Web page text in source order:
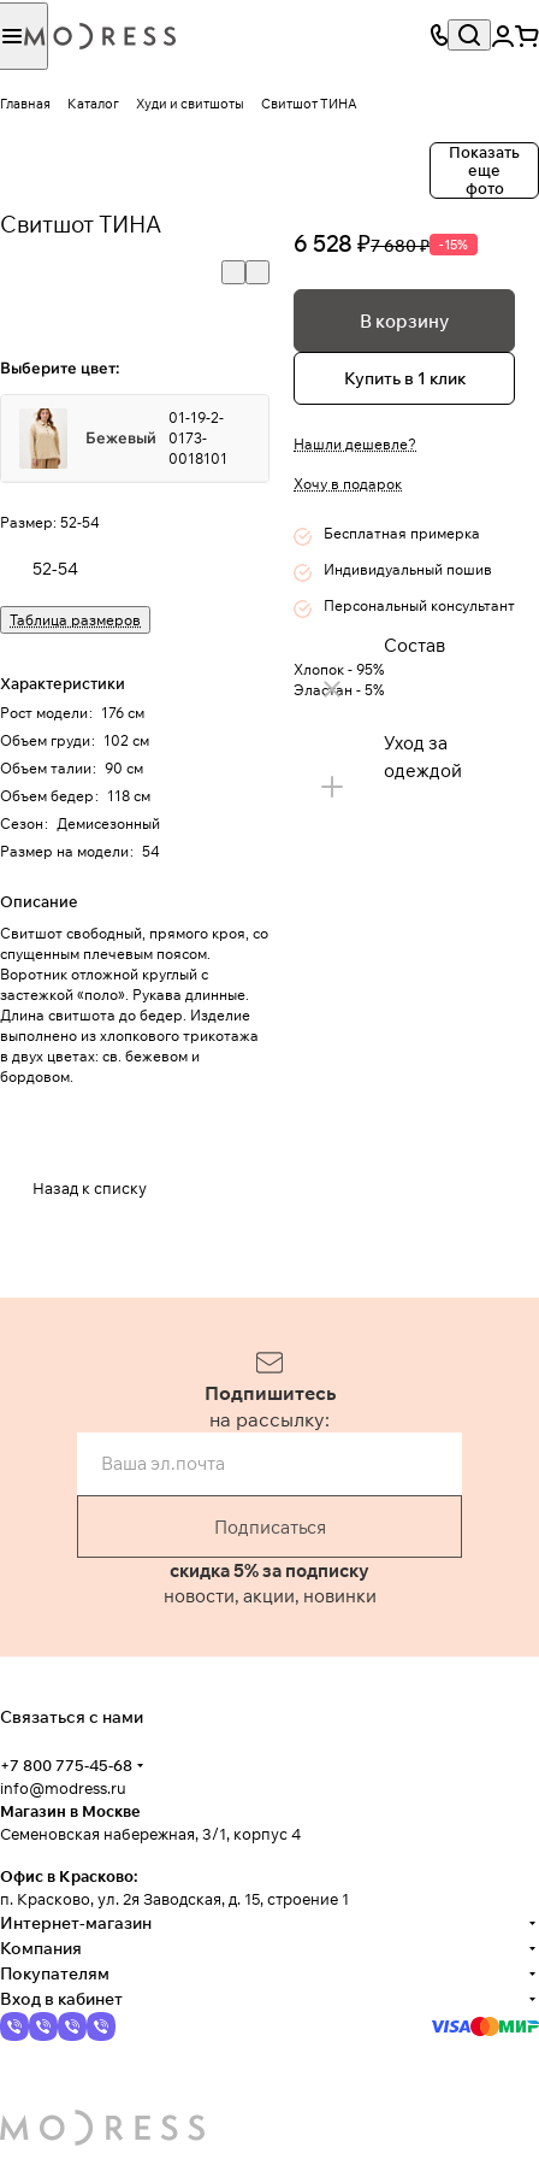
Главная Каталог Худи и свитшоты Свитшот ТИНА
Показать
еще
фото
Свитшот ТИНА
Выберите цвет:
Бежевый
01-19-2-
0173-
0018101
Размер: 52-54
52-54
Таблица размеров
Характеристики
Рост модели: 176 см
Объем груди: 102 см
Объем талии: 90 см
Объем бедер: 118 см
Сезон: Демисезонный
Размер на модели: 54
Описание
Свитшот свободный, прямого кроя, со
спущенным плечевым поясом.
Воротник отложной круглый с
застежкой «поло». Рукава длинные.
Длина свитшота до бедер. Изделие
выполнено из хлопкового трикотажа
в двух цветах: св. бежевом и
бордовом.
6 528 ₽7 680 ₽ -15%
В корзину
Купить в 1 клик
Нашли дешевле?
Хочу в подарок
Бесплатная примерка
Индивидуальный пошив
Персональный консультант
Состав
Хлопок - 95%
Эластан - 5%
Уход за
одеждой
Назад к списку
Подпишитесь
на рассылку:
Подписаться
скидка 5% за подписку
новости, акции, новинки
Связаться с нами
+7 800 775-45-68
info@modress.ru
Магазин в Москве
Семеновская набережная, 3/1, корпус 4
Офис в Красково:
п. Красково, ул. 2я Заводская, д. 15, строение 1
Интернет-магазин
Компания
Покупателям
Вход в кабинет